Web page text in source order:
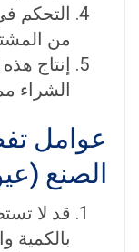
التحكم
من
إنتاج
الشراء
عوامل
الصنع
قد لا
بالكمية